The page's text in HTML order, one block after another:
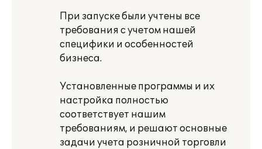
При запуске были учтены все
требования с учетом нашей
специфики и особенностей
бизнеса.
Установленные программы и их
настройка полностью
соответствует нашим
требованиям, и решают основные
задачи учета розничной торговли